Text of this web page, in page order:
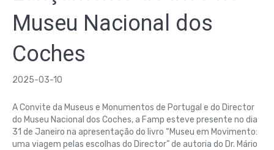
Museu Nacional dos
Coches
2025-03-10
A Convite da Museus e Monumentos de Portugal e do Director
do Museu Nacional dos Coches, a Famp esteve presente no dia
31 de Janeiro na apresentação do livro “Museu em Movimento:
uma viagem pelas escolhas do Director” de autoria do Dr. Mário